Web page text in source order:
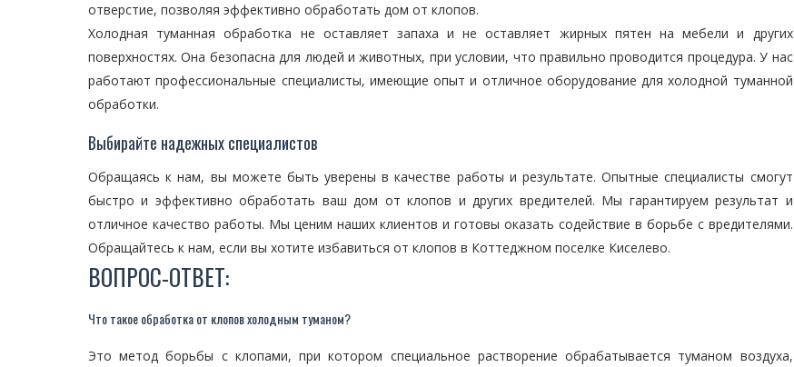
отверстие, позволяя эффективно обработать дом от клопов.
Холодная туманная обработка не оставляет запаха и не оставляет жирных пятен на мебели и других
поверхностях. Она безопасна для людей и животных, при условии, что правильно проводится процедура. У нас
работают профессиональные специалисты, имеющие опыт и отличное оборудование для холодной туманной
обработки.
Выбирайте надежных специалистов
Обращаясь к нам, вы можете быть уверены в качестве работы и результате. Опытные специалисты смогут
быстро и эффективно обработать ваш дом от клопов и других вредителей. Мы гарантируем результат и
отличное качество работы. Мы ценим наших клиентов и готовы оказать содействие в борьбе с вредителями.
Обращайтесь к нам, если вы хотите избавиться от клопов в Коттеджном поселке Киселево.
ВОПРОС-ОТВЕТ:
Что такое обработка от клопов холодным туманом?
Это метод борьбы с клопами, при котором специальное растворение обрабатывается туманом воздуха,